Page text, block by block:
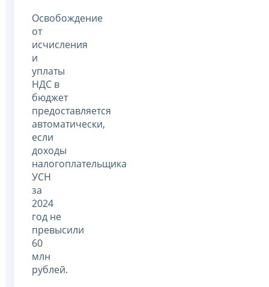
Освобождение
от
исчисления
и
уплаты
НДС в
бюджет
предоставляется
автоматически,
если
доходы
налогоплательщика
УСН
за
2024
год не
превысили
60
млн
рублей.